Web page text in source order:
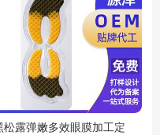
松露弹嫩多效眼膜加工定